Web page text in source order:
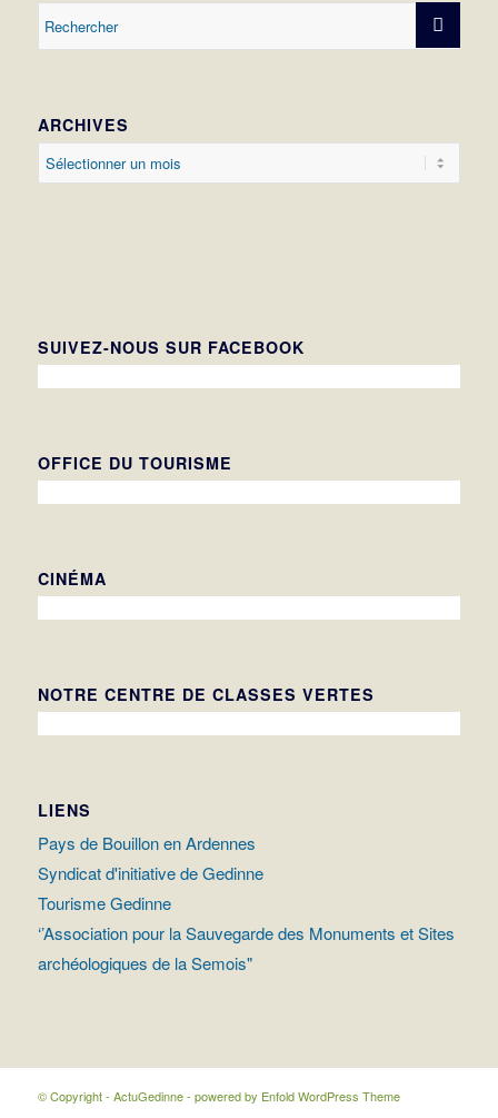
ARCHIVES
SUIVEZ-NOUS SUR FACEBOOK
OFFICE DU TOURISME
CINÉMA
NOTRE CENTRE DE CLASSES VERTES
LIENS
Pays de Bouillon en Ardennes
Syndicat d'initiative de Gedinne
Tourisme Gedinne
‘’Association pour la Sauvegarde des Monuments et Sites
archéologiques de la Semois"
© Copyright - ActuGedinne - powered by Enfold WordPress Theme